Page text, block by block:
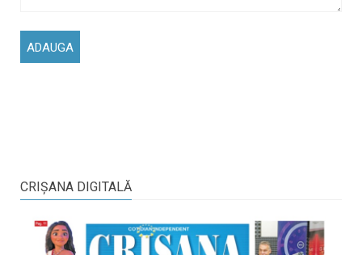
CRIŞANA DIGITALĂ